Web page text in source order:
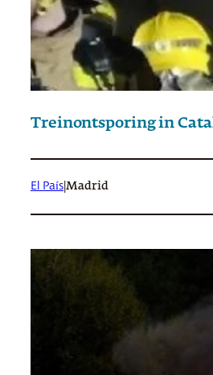
Treinontsporing in
El País Madrid